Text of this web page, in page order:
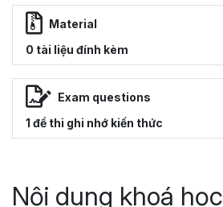
Material
0 tài liệu đính kèm
Exam questions
1 đề thi ghi nhớ kiến thức
Nội dung khoá học